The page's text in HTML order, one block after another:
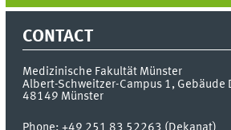
CONTACT
Medizinische Fakultät Münster
Albert-Schweitzer-Campus 1, Gebäude
48149 Münster